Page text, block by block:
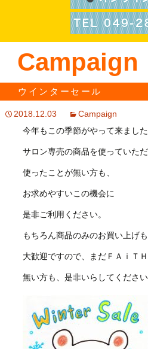
Campaign
ウインターセール
2018.12.03
Campaign
今年もこの季節がやって来ました
サロン専売の商品を使っていた
使ったことが無い方も、
お求めやすいこの機会に
是非ご利用ください。
もちろん商品のみのお買い上げも
大歓迎ですので、まだＦＡｉＴ
無い方も、是非いらしてくださ